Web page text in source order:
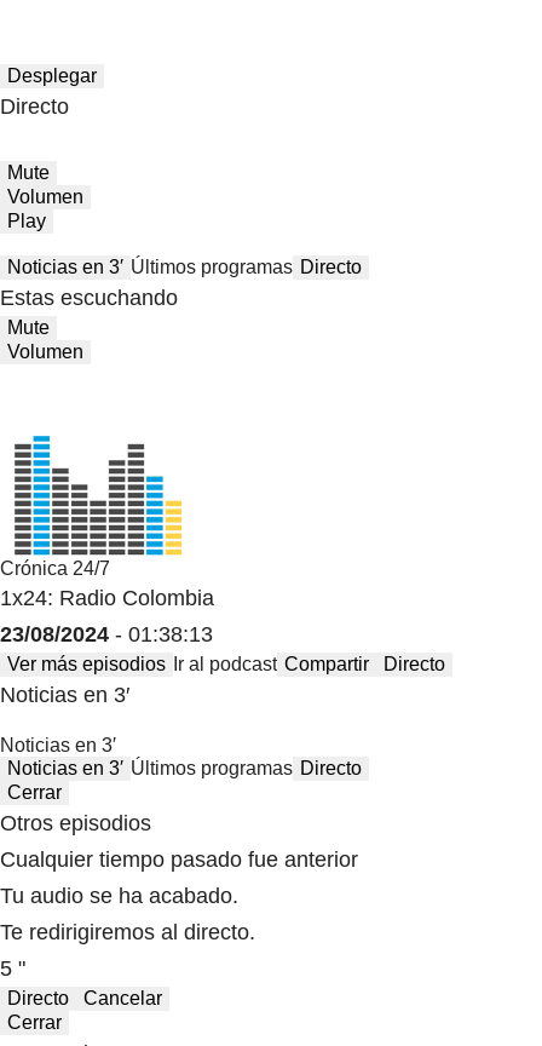
Desplegar
Directo
Mute
Volumen
Play
Noticias en 3′ Últimos programas Directo
Estas escuchando
Mute
Volumen
Crónica 24/7
1x24: Radio Colombia
23/08/2024 - 01:38:13
Ver más episodios Ir al podcast Compartir Directo
Noticias en 3′
Noticias en 3′
Noticias en 3′ Últimos programas Directo
Cerrar
Otros episodios
Cualquier tiempo pasado fue anterior
Tu audio se ha acabado.
Te redirigiremos al directo.
5 "
Directo
Cancelar
Cerrar